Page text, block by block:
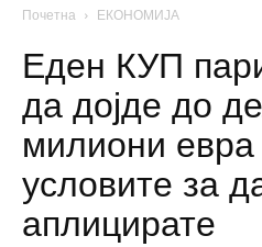
Почетна ЕКОНОМИЈА
Еден КУП
да дојде до
милиони
условите за
аплицирате